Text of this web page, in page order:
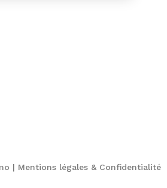
| Mentions légales & Confidentialité